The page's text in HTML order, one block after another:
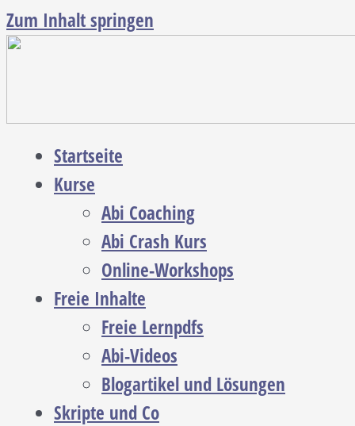
Zum Inhalt springen
Startseite
Kurse
Abi Coaching
Abi Crash Kurs
Online-Workshops
Freie Inhalte
Freie Lernpdfs
Abi-Videos
Blogartikel und Lösungen
Skripte und Co